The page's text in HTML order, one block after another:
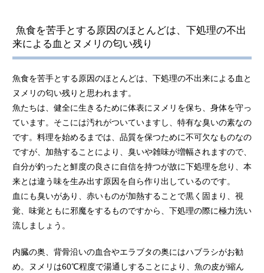
魚食を苦手とする原因のほとんどは、下処理の不出
来による血とヌメリの匂い残り
魚食を苦手とする原因のほとんどは、下処理の不出来による血と
ヌメリの匂い残りと思われます。
魚たちは、健全に生きるために体表にヌメリを保ち、身体を守っ
ています。そこには汚れがついていますし、特有な臭いの素なの
です。料理を始めるまでは、品質を保つために不可欠なものなの
ですが、加熱することにより、臭いや雑味が増幅されますので、
自分が釣ったと鮮度の良さに自信を持つが故に下処理を怠り、本
来とは違う味を生み出す原因を自ら作り出しているのです。
血にも臭いがあり、赤いものが加熱することで黒く固まり、視
覚、味覚ともに邪魔をするものですから、下処理の際に極力洗い
流しましょう。
内臓の奥、背骨沿いの血合やエラブタの奥にはハブラシがお勧
め。ヌメリは60℃程度で湯通しすることにより、魚の皮が縮ん